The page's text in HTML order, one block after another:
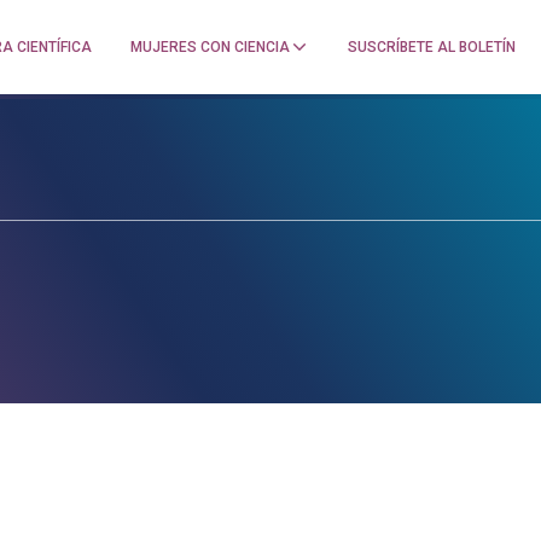
CIENTÍFICA MUJERES CON CIENCIA SUSCRÍBETE AL BOLETÍN